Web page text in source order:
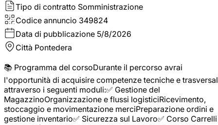
Tipo di contratto Somministrazione
Codice annuncio 349824
Data di pubblicazione 5/8/2026
Città Pontedera
📚 Programma del corsoDurante il percorso avrai
l'opportunità di acquisire competenze tecniche e
attraverso i seguenti moduli:✅ Gestione del
MagazzinoOrganizzazione e flussi logisticiRicevimento,
stoccaggio e movimentazione merciPreparazione ordini e
gestione inventario✅ Sicurezza sul Lavoro✅ Corso Carrelli